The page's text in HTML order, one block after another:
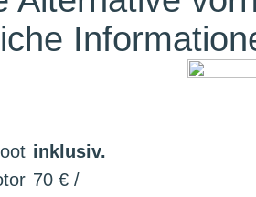
inklusiv.
70 € /